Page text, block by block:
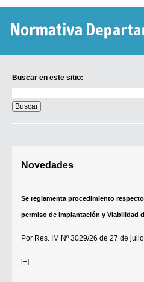
Buscar en este sitio:
en
este
sitio:
Novedades
Se reglamenta procedimiento
permiso de Implantación y Viabilidad
Por Res. IM Nº 3029/26 de 27 de
[+]